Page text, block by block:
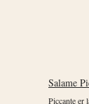
Salame
Piccante er